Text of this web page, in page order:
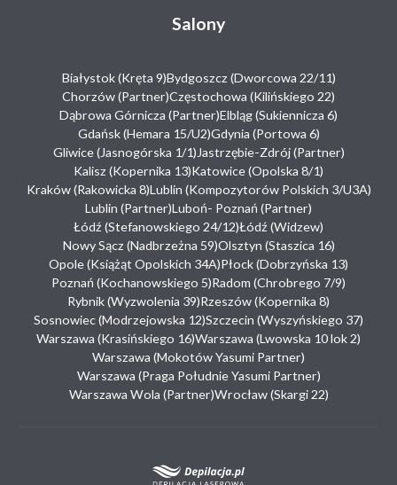
Salony
Białystok (Kręta 9)Bydgoszcz (Dworcowa 22/11)
Chorzów (Partner)Częstochowa (Kilińskiego 22)
Dąbrowa Górnicza (Partner)Elbląg (Sukiennicza 6)
Gdańsk (Hemara 15/U2)Gdynia (Portowa 6)
Gliwice (Jasnogórska 1/1) Jastrzębie-Zdrój (Partner)
Kalisz (Kopernika 13)Katowice (Opolska 8/1)
Kraków (Rakowicka 8)Lublin (Kompozytorów Polskich 3/U3A)
Lublin (Partner)Luboń- Poznań (Partner)
Łódź (Stefanowskiego 24/12)Łódź (Widzew)
Nowy Sącz (Nadbrzeżna 59)Olsztyn (Staszica 16)
Opole (Książąt Opolskich 34A)Płock (Dobrzyńska 13)
Poznań (Kochanowskiego 5)Radom (Chrobrego 7/9)
Rybnik (Wyzwolenia 39)Rzeszów (Kopernika 8)
Sosnowiec (Modrzejowska 12)Szczecin (Wyszyńskiego 37)
Warszawa (Krasińskiego 16)Warszawa (Lwowska 10 lok 2)
Warszawa (Mokotów Yasumi Partner)
Warszawa (Praga Południe Yasumi Partner)
Warszawa Wola (Partner)Wrocław (Skargi 22)